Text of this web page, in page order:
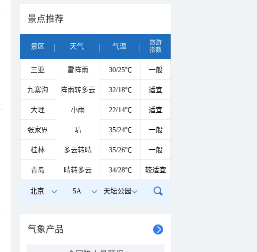
景点推荐
景区 天气 气温
旅游
指数
三亚 雷阵雨 30/25℃ 一般
九寨沟 阵雨转多云 32/18℃ 适宜
大理 小雨 22/14℃ 适宜
张家界 晴 35/24℃ 一般
桂林 多云转晴 35/26℃ 一般
青岛 晴转多云 34/28℃ 较适宜
北京 5A 天坛公园
气象产品